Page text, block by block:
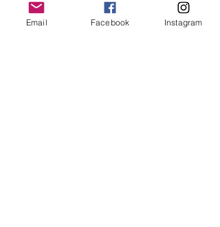
Email Facebook Instagram